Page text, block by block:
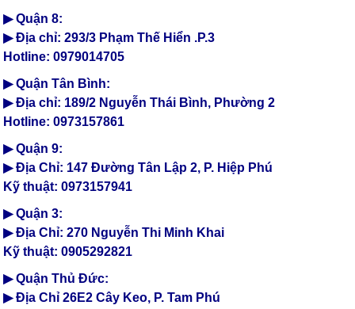
▶ Quận 8:
▶ Địa chỉ: 293/3 Phạm Thế Hiển .P.3
Hotline: 0979014705
▶ Quận Tân Bình:
▶ Địa chỉ: 189/2 Nguyễn Thái Bình, Phường 2
Hotline: 0973157861
▶ Quận 9:
▶ Địa Chỉ: 147 Đường Tân Lập 2, P. Hiệp Phú
Kỹ thuật: 0973157941
▶ Quận 3:
▶ Địa Chỉ: 270 Nguyễn Thi Minh Khai
Kỹ thuật: 0905292821
▶ Quận Thủ Đức:
▶ Địa Chỉ 26E2 Cây Keo, P. Tam Phú